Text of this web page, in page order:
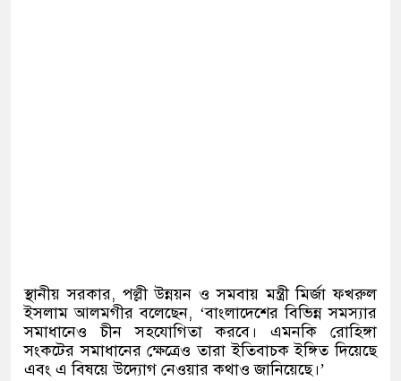
স্থানীয় সরকার, পল্লী উন্নয়ন ও সমবায় মন্ত্রী মির্জা ফখরুল
ইসলাম আলমগীর বলেছেন, ‘বাংলাদেশের বিভিন্ন সমস্যার
সমাধানেও চীন সহযোগিতা করবে। এমনকি রোহিঙ্গা
সংকটের সমাধানের ক্ষেত্রেও তারা ইতিবাচক ইঙ্গিত দিয়েছে
এবং এ বিষয়ে উদ্যোগ নেওয়ার কথাও জানিয়েছে।’